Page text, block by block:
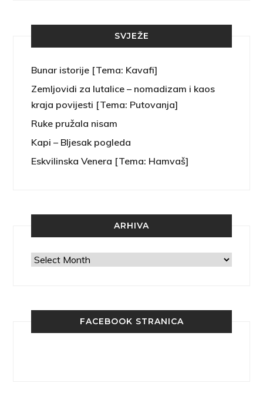
SVJEŽE
Bunar istorije [Tema: Kavafi]
Zemljovidi za lutalice – nomadizam i kaos
kraja povijesti [Tema: Putovanja]
Ruke pružala nisam
Kapi – Bljesak pogleda
Eskvilinska Venera [Tema: Hamvaš]
ARHIVA
Arhiva
FACEBOOK STRANICA